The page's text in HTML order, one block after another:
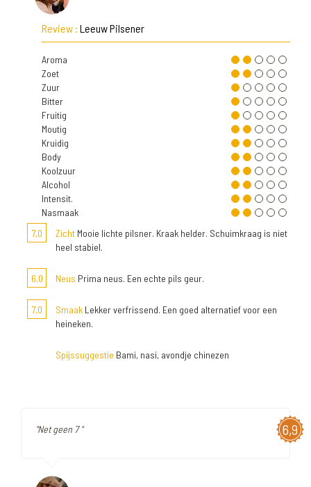
Review : Leeuw Pilsener
Aroma
Zoet
Zuur
Bitter
Fruitig
Moutig
Kruidig
Body
Koolzuur
Alcohol
Intensit.
Nasmaak
7,0
Zicht Mooie lichte pilsner. Kraak helder. Schuimkraag is niet
heel stabiel.
6,0 Neus Prima neus. Een echte pils geur.
7,0 Smaak Lekker verfrissend. Een goed alternatief voor een
heineken.
Spijssuggestie Bami, nasi, avondje chinezen
6,9
"Net geen 7 "